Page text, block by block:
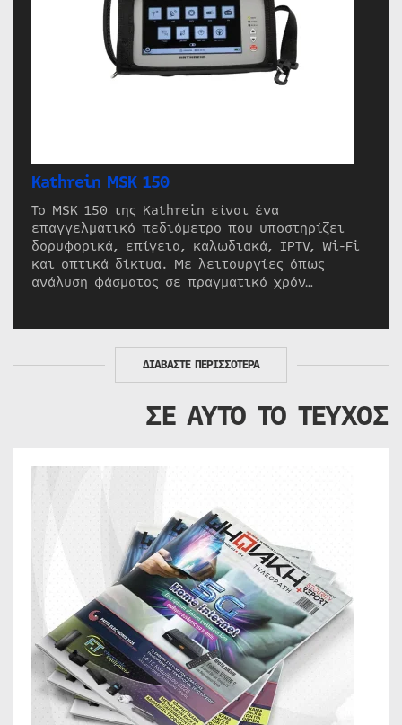
Kathrein MSK 150
Το MSK 150 της Kathrein είναι ένα
επαγγελματικό πεδιόμετρο που υποστηρίζει
δορυφορικά, επίγεια, καλωδιακά, IPTV, Wi-Fi
και οπτικά δίκτυα. Με λειτουργίες όπως
ανάλυση φάσματος σε πραγματικό χρόν…
ΔΙΑΒΑΣΤΕ ΠΕΡΙΣΣΟΤΕΡΑ
ΣΕ ΑΥΤΟ ΤΟ ΤΕΥΧΟΣ